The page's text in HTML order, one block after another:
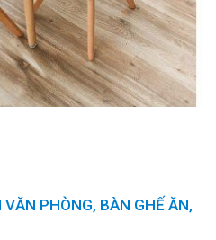
PHÒNG, BÀN GHẾ ĂN,